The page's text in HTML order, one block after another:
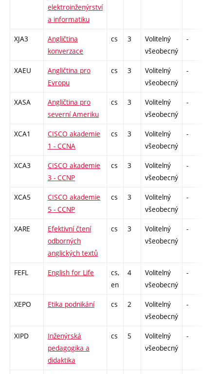
elektroinženýrství
a informatiku
XJA3
Angličtina
konverzace
cs 3
Volitelný
všeobecný
-
XAEU
Angličtina pro
Evropu
cs 3
Volitelný
všeobecný
-
XASA
Angličtina pro
severní Ameriku
cs 3
Volitelný
všeobecný
-
XCA1
CISCO akademie
1 - CCNA
cs 3
Volitelný
všeobecný
-
XCA3
CISCO akademie
3 - CCNP
cs 3
Volitelný
všeobecný
-
XCA5
CISCO akademie
5 - CCNP
cs 3
Volitelný
všeobecný
-
XARE
Efektivní čtení
odborných
anglických textů
cs 3
Volitelný
všeobecný
-
FEFL English for Life
cs,
en
4
Volitelný
všeobecný
-
XEPO Etika podnikání cs 2
Volitelný
všeobecný
-
XIPD
Inženýrská
pedagogika a
didaktika
cs 5
Volitelný
všeobecný
-